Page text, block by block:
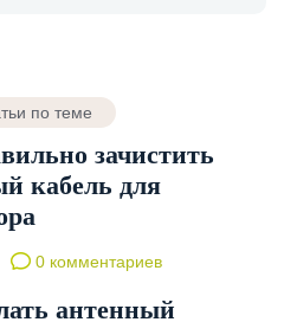
по теме
зачистить
кабель для
0 комментариев
антенный